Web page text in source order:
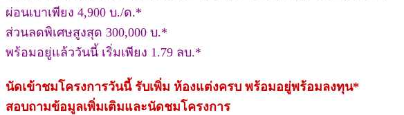
ผ่อนเบาเพียง 4,900 บ./ด.*
ส่วนลดพิเศษสูงสุด 300,000 บ.*
พร้อมอยู่แล้ววันนี้ เริ่มเพียง 1.79 ลบ.*
นัดเข้าชมโครงการวันนี้ รับเพิ่ม ห้องแต่งครบ พร้อมอยู่พร้อมลงทุน*
สอบถามข้อมูลเพิ่มเติมและนัดชมโครงการ